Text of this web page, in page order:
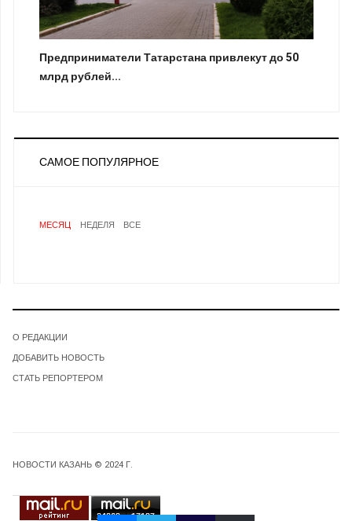
Предприниматели Татарстана привлекут до 50
млрд рублей...
САМОЕ ПОПУЛЯРНОЕ
МЕСЯЦ НЕДЕЛЯ ВСЕ
О РЕДАКЦИИ
ДОБАВИТЬ НОВОСТЬ
СТАТЬ РЕПОРТЕРОМ
НОВОСТИ КАЗАНЬ © 2024 Г.
24068 17187